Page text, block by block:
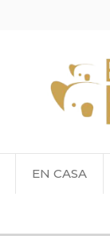
EN CASA